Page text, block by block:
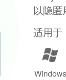
以隐匿
适用于
Windows